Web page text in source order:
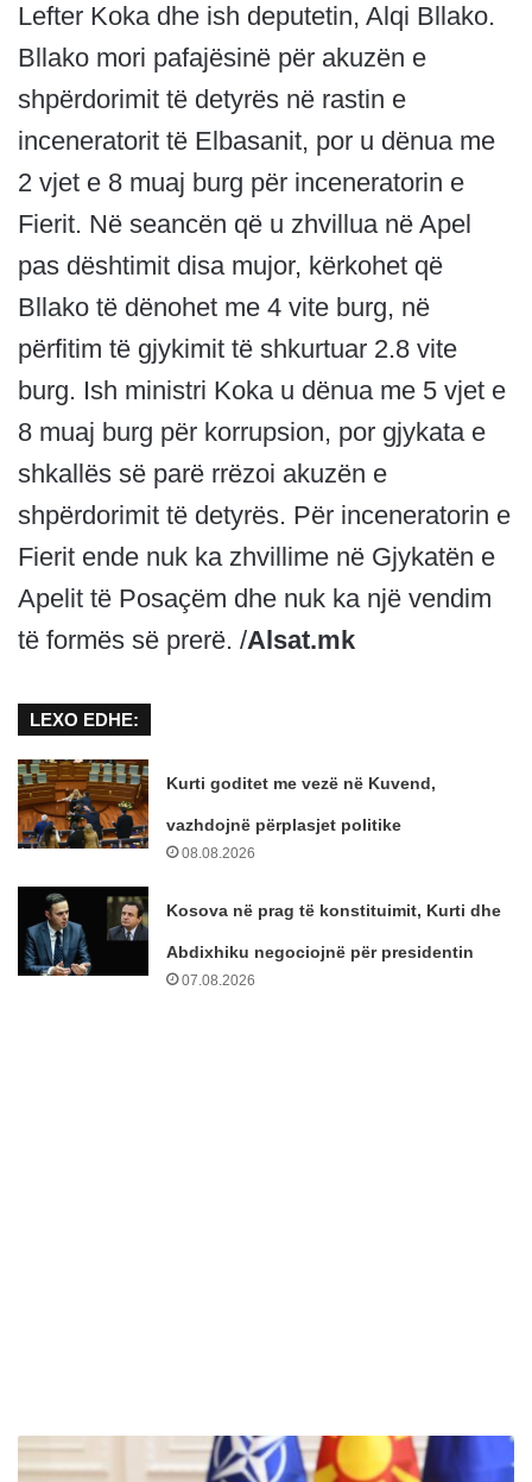
Lefter Koka dhe ish deputetin, Alqi Bllako.
Bllako mori pafajësinë për akuzën e
shpërdorimit të detyrës në rastin e
inceneratorit të Elbasanit, por u dënua me
2 vjet e 8 muaj burg për inceneratorin e
Fierit. Në seancën që u zhvillua në Apel
pas dështimit disa mujor, kërkohet që
Bllako të dënohet me 4 vite burg, në
përfitim të gjykimit të shkurtuar 2.8 vite
burg. Ish ministri Koka u dënua me 5 vjet e
8 muaj burg për korrupsion, por gjykata e
shkallës së parë rrëzoi akuzën e
shpërdorimit të detyrës. Për inceneratorin e
Fierit ende nuk ka zhvillime në Gjykatën e
Apelit të Posaçëm dhe nuk ka një vendim
të formës së prerë. /Alsat.mk
LEXO EDHE:
Kurti goditet me vezë në Kuvend,
vazhdojnë përplasjet politike
08.08.2026
Kosova në prag të konstituimit, Kurti dhe
Abdixhiku negociojnë për presidentin
07.08.2026
M
e